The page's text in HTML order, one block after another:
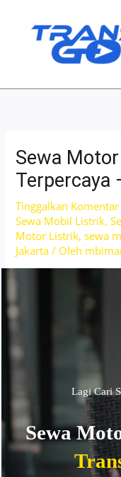
Sewa
Terpercaya
Tinggalkan Komentar
Sewa Mobil Listrik,
Motor Listrik,sewa
Jakarta / Oleh
Lagi Cari
Sewa